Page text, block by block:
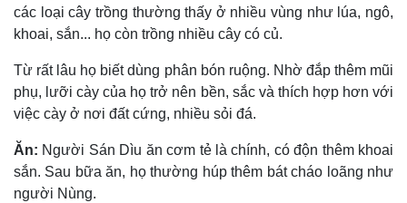
các loại cây trồng thường thấy ở nhiều vùng như lúa, ngô,
khoai, sắn... họ còn trồng nhiều cây có củ.
Từ rất lâu họ biết dùng phân bón ruộng. Nhờ đắp thêm mũi
phụ, lưỡi cày của họ trở nên bền, sắc và thích hợp hơn với
việc cày ở nơi đất cứng, nhiều sỏi đá.
Ăn: Người Sán Dìu ăn cơm tẻ là chính, có độn thêm khoai
sắn. Sau bữa ăn, họ thường húp thêm bát cháo loãng như
người Nùng.